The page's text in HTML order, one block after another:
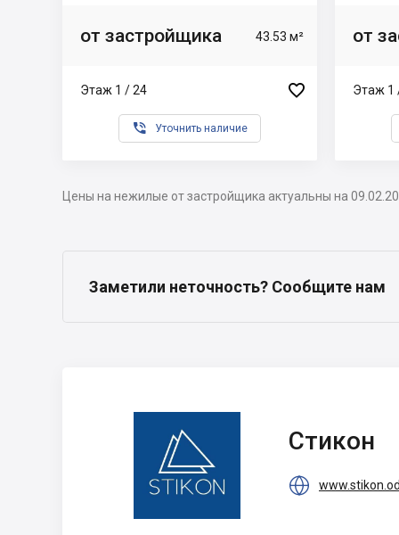
от застройщика 43.53 м²
Этаж 1 / 24 
 Уточнить наличие
от
Этаж 1
Цены на нежилые от застройщика актуальны на
Заметили неточность? Сообщите нам
Стикон
